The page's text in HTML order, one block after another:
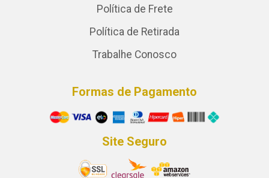
Política de Frete
Política de Retirada
Trabalhe Conosco
Formas de Pagamento
Site Seguro